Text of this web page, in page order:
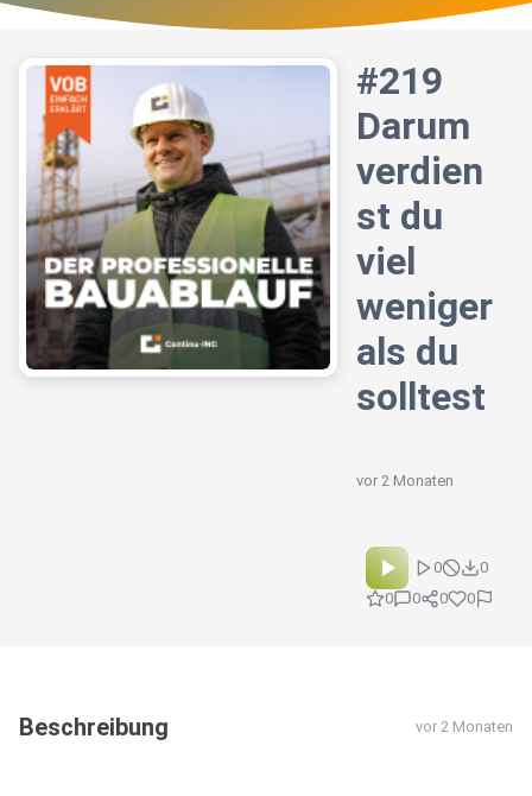
#219
Darum
verdien
st du
viel
weniger
als du
solltest
vor 2 Monaten
0
0
0
0 0 0
Beschreibung vor 2 Monaten